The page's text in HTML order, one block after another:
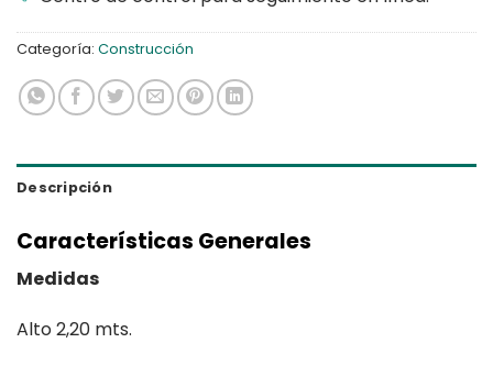
Categoría: Construcción
Descripción
Características Generales
Medidas
Alto 2,20 mts.